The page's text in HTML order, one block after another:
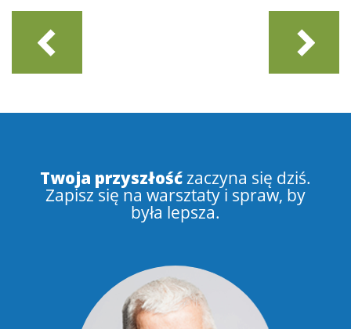
Twoja przyszłośćzaczyna się dziś.
Zapisz się na warsztaty i spraw, by
była lepsza.